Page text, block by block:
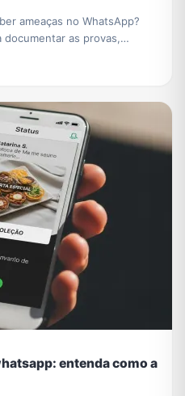
ameaças no WhatsApp?
documentar as provas,
entenda como a